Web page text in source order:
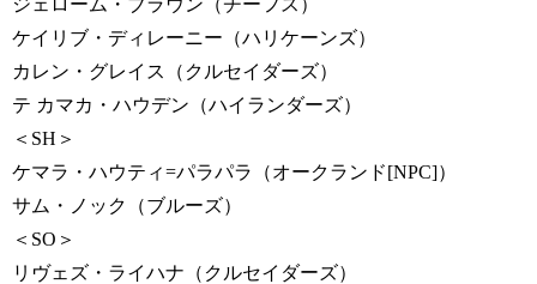
ケイリブ・ディレーニー（ハリケーンズ）
カレン・グレイス（クルセイダーズ）
テ カマカ・ハウデン（ハイランダーズ）
＜SH＞
ケマラ・ハウティ=パラパラ（オークランド[NPC]）
サム・ノック（ブルーズ）
＜SO＞
リヴェズ・ライハナ（クルセイダーズ）